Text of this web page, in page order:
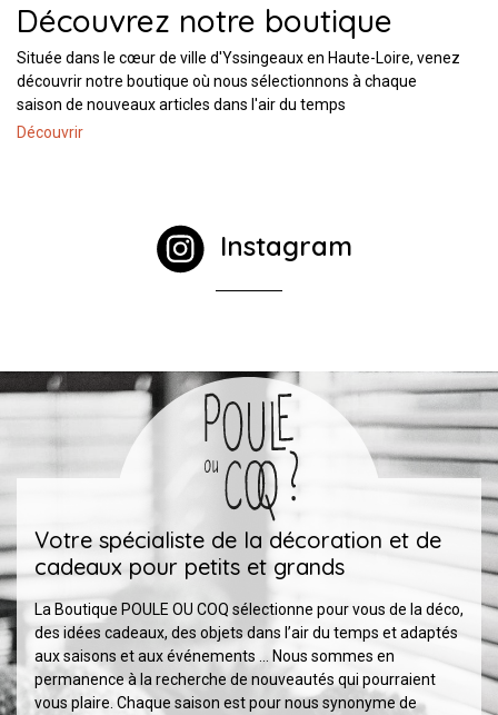
Découvrez notre boutique
Située dans le cœur de ville d'Yssingeaux en Haute-Loire, venez
découvrir notre boutique où nous sélectionnons à chaque
saison de nouveaux articles dans l'air du temps
Découvrir
Instagram
Votre spécialiste de la décoration et de
cadeaux pour petits et grands
La Boutique POULE OU COQ sélectionne pour vous de la déco,
des idées cadeaux, des objets dans l’air du temps et adaptés
aux saisons et aux événements … Nous sommes en
permanence à la recherche de nouveautés qui pourraient
vous plaire. Chaque saison est pour nous synonyme de